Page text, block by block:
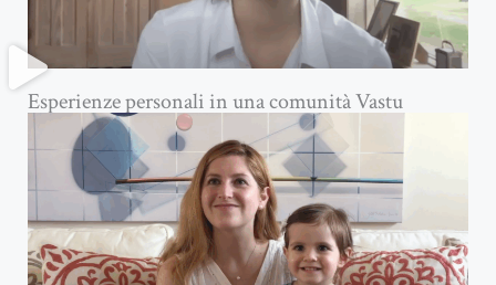
Esperienze personali in una comunità Vastu